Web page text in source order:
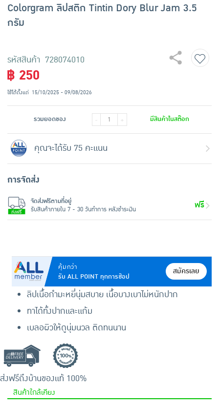
Colorgram ลิปสติก Tintin Dory Blur Jam 3.5
กรัม
รหัสสินค้า 728074010
คุ้มกว่า
รับ ALL POINT ทุกการช้อป
สมัครเลย
ลิปเนื้อกำมะหยี่นุ่มสบาย เนื้อบางเบาไม่หนักปาก
ทาได้ทั้งปากและแก้ม
เบลอผิวให้ดูนุ่มนวล ติดทนนาน
฿ 250
ใช้ได้ตั้งแต่ 15/10/2025 - 09/08/2026
รวมยอดของ - + มีสินค้าในสต๊อก
คุณจะได้รับ 75 คะแนน
การจัดส่ง
จัดส่งฟรีตามที่อยู่
รับสินค้าภายใน 7 - 30 วันทำการ หลังชำระเงิน
ฟรี
ส่งฟรีถึงบ้านของแท้ 100%
สินค้าใกล้เคียง